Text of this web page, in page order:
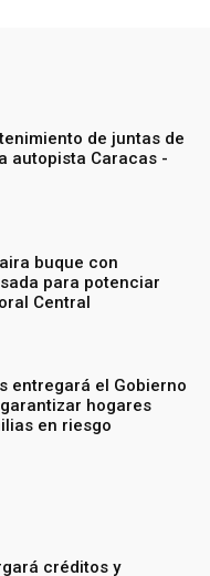
de juntas de
autopista Caracas -
buque con
para potenciar
Central
entregará el Gobierno
hogares
en riesgo
créditos y